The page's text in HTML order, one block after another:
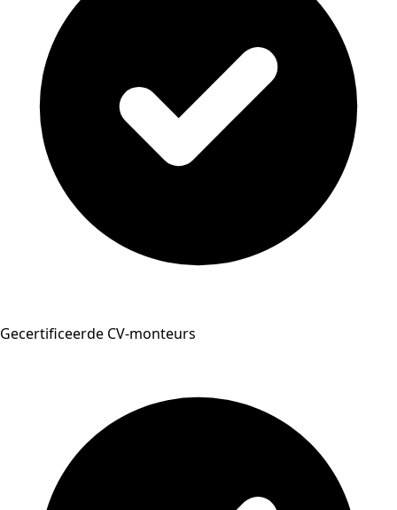
Gecertificeerde CV-monteurs